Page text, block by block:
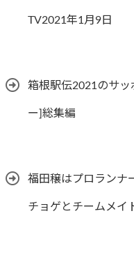
TV2021年1月9日
箱根駅伝2021のサ
ー]総集編
福田穣はプロランナ
チョゲとチームメイ